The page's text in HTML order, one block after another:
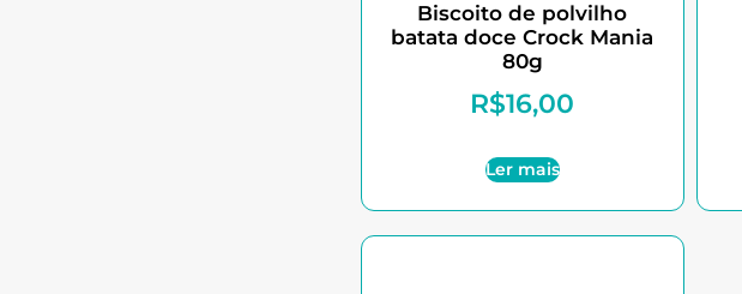
Biscoito de polvilho
batata doce Crock Mania
80g
R$16,00
Ler mais